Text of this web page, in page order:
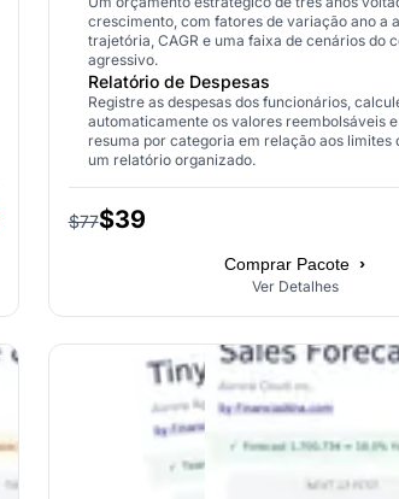
crescimento, com fatores de variação ano a
trajetória, CAGR e uma faixa de cenários do
agressivo.
Relatório de Despesas
Registre as despesas dos funcionários,
automaticamente os valores reembolsáveis
resuma por categoria em relação aos limites
um relatório organizado.
$77$39
Comprar Pacote ›
Ver Detalhes